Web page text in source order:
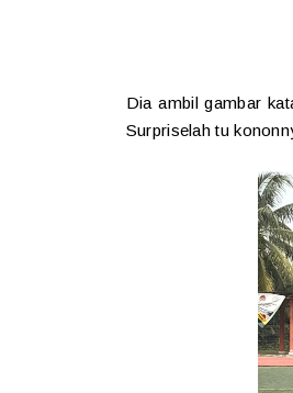
Dia ambil gambar
Surpriselah tu